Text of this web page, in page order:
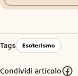
Tags Esoterismo
Condividi articolo